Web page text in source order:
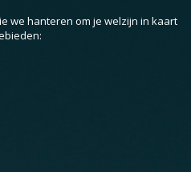
we hanteren om je welzijn in kaart